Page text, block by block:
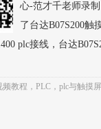
心-范才千老师录
了台达B07S200触
plc接线，台达
频教程 ，PLC ，plc与触摸